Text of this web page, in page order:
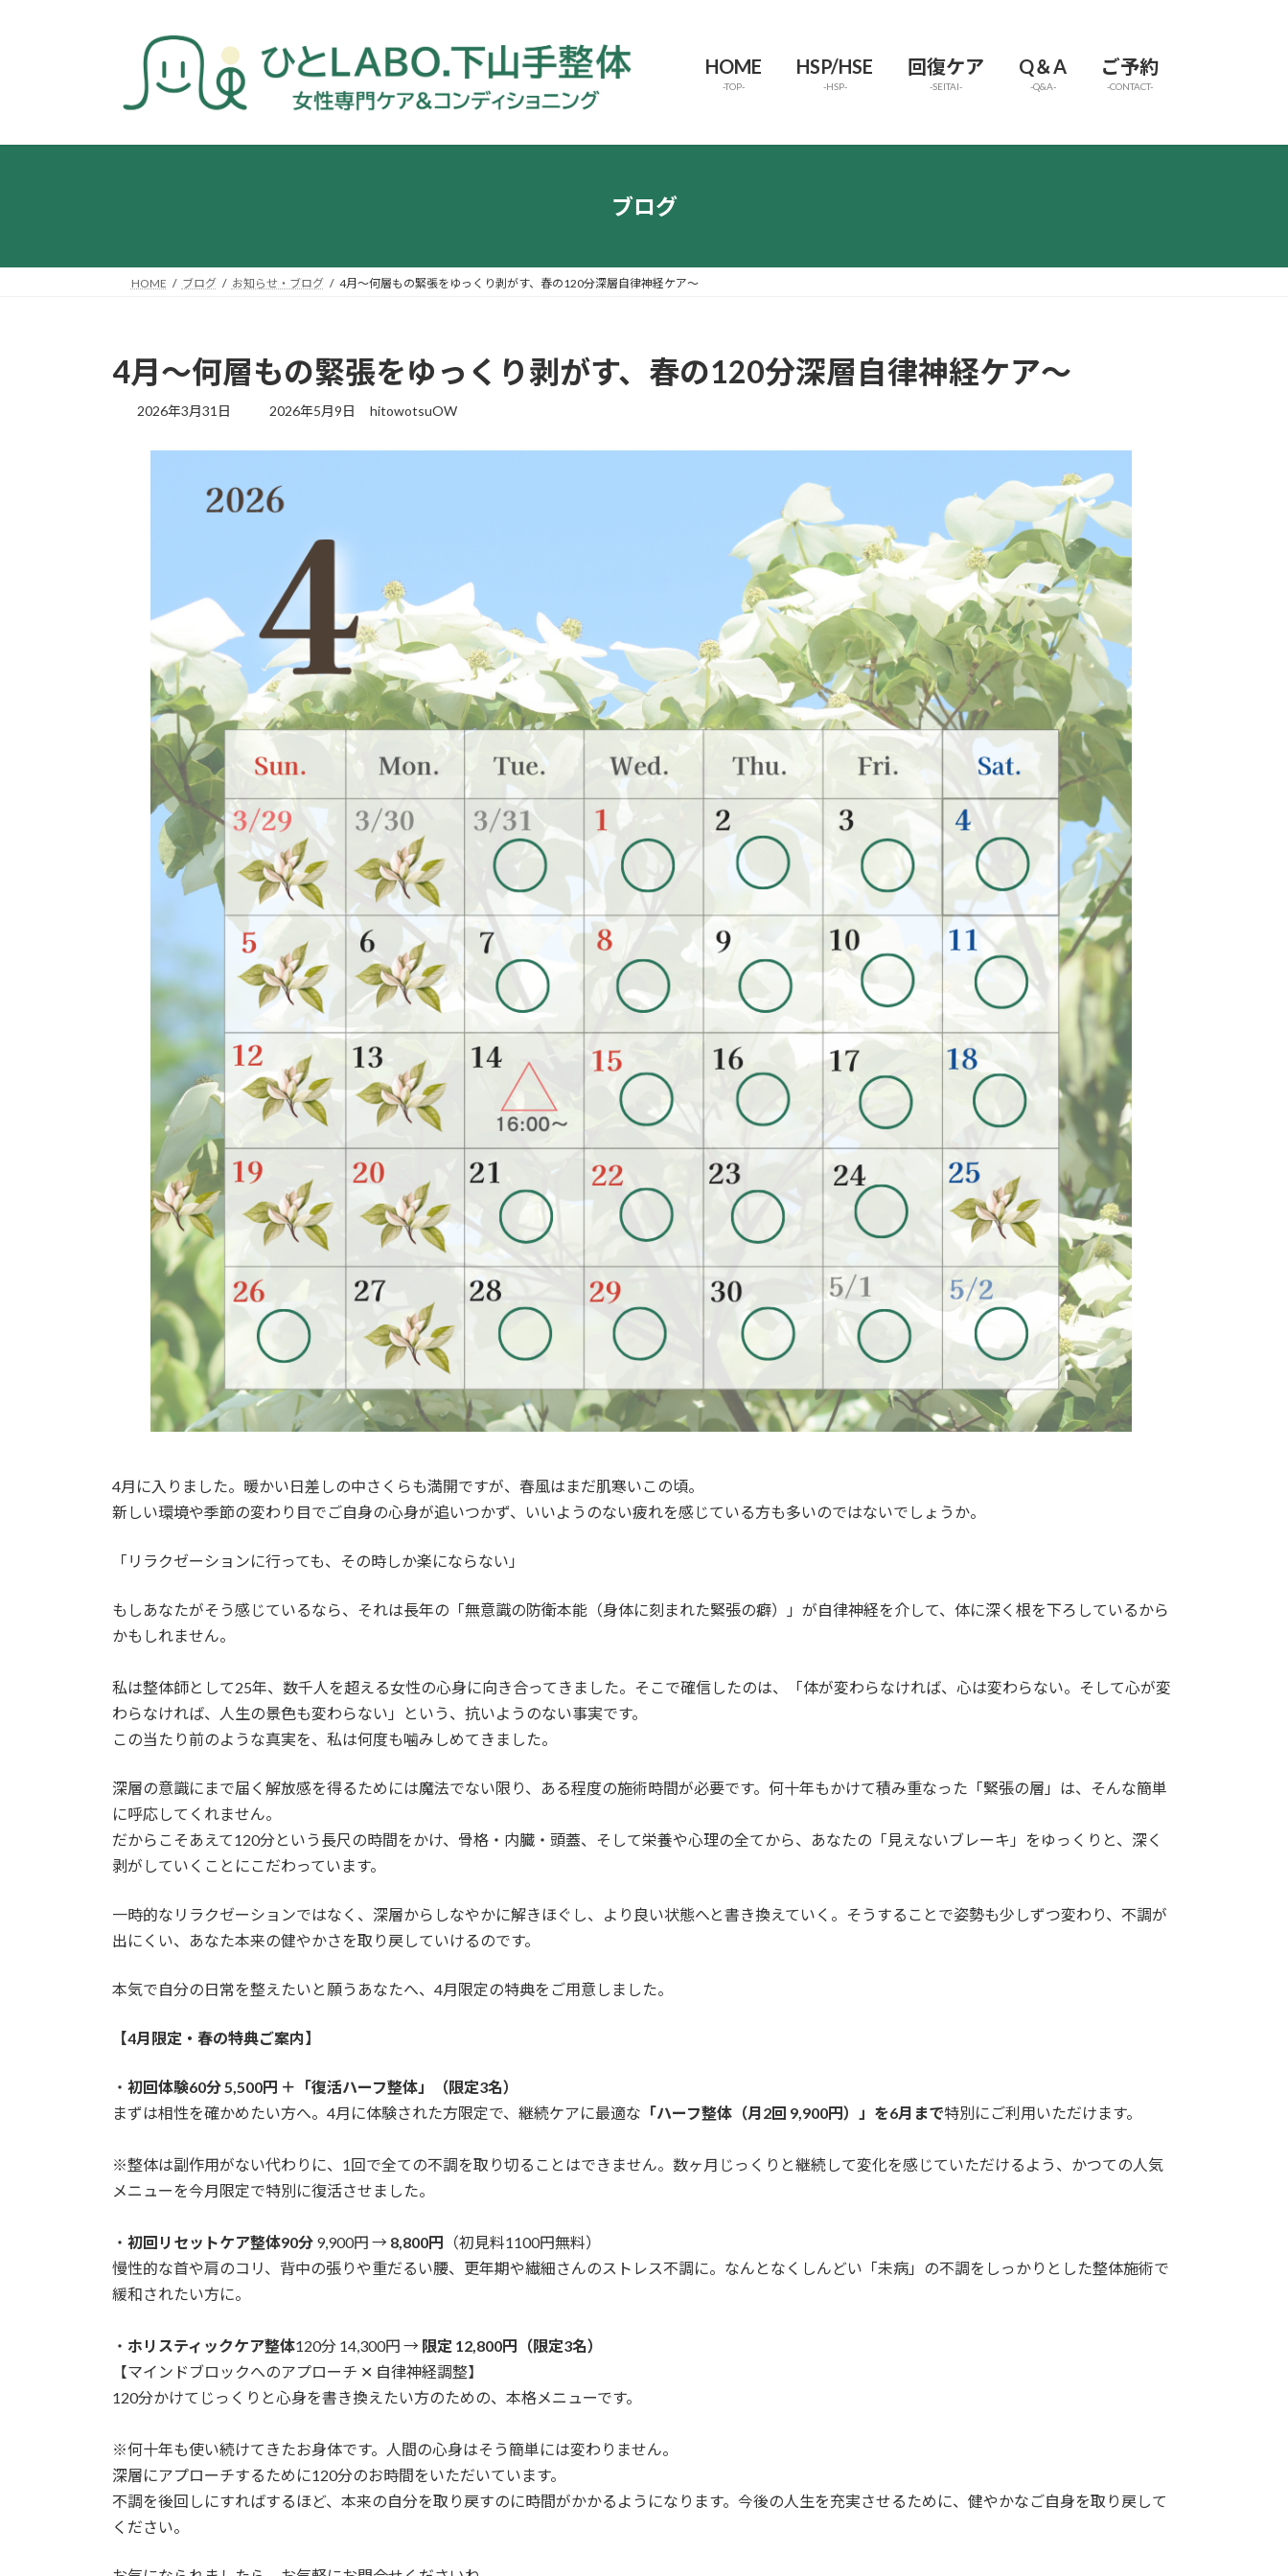
ス
ン
HOME
-TOP-
HSP/HSE
-HSP-
回復ケア
-SEITAI-
Q＆A
-Q&A-
ご予約
-CONTACT-
ブログ
HOME ブログ お知らせ・ブログ 4月～何層もの緊張をゆっくり剥がす、春の120分深層自律神経ケア～
4月～何層もの緊張をゆっくり剥がす、春の120分深層自律神経ケア～
2026年3月31日
最
更
日
時
2026年5月9日 hitowotsuOW
4月に入りました。暖かい日差しの中さくらも満開ですが、春風はまだ肌寒いこの頃。
新しい環境や季節の変わり目でご自身の心身が追いつかず、いいようのない疲れを感じている方も多いのではないでしょうか。
「リラクゼーションに行っても、その時しか楽にならない」
もしあなたがそう感じているなら、それは長年の「無意識の防衛本能（身体に刻まれた緊張の癖）」が自律神経を介して、体に深く根を下ろしているから
かもしれません。
私は整体師として25年、数千人を超える女性の心身に向き合ってきました。そこで確信したのは、「体が変わらなければ、心は変わらない。そして心が変
わらなければ、人生の景色も変わらない」という、抗いようのない事実です。
この当たり前のような真実を、私は何度も噛みしめてきました。
深層の意識にまで届く解放感を得るためには魔法でない限り、ある程度の施術時間が必要です。何十年もかけて積み重なった「緊張の層」は、そんな簡単
に呼応してくれません。
だからこそあえて120分という長尺の時間をかけ、骨格・内臓・頭蓋、そして栄養や心理の全てから、あなたの「見えないブレーキ」をゆっくりと、深く
剥がしていくことにこだわっています。
一時的なリラクゼーションではなく、深層からしなやかに解きほぐし、より良い状態へと書き換えていく。そうすることで姿勢も少しずつ変わり、不調が
出にくい、あなた本来の健やかさを取り戻していけるのです。
本気で自分の日常を整えたいと願うあなたへ、4月限定の特典をご用意しました。
【4月限定・春の特典ご案内】
・ 初回体験60分 5,500円 ＋「復活ハーフ整体」（限定3名）
まずは相性を確かめたい方へ。4月に体験された方限定で、継続ケアに最適な 「ハーフ整体（月2回 9,900円）」を6月まで特別にご利用いただけます。
※整体は副作用がない代わりに、1回で全ての不調を取り切ることはできません。数ヶ月じっくりと継続して変化を感じていただけるよう、かつての人気
メニューを今月限定で特別に復活させました。
・ 初回リセットケア整体90分 9,900円 → 8,800円
（初見料1100円無料）
慢性的な首や肩のコリ、背中の張りや重だるい腰、更年期や繊細さんのストレス不調に。なんとなくしんどい「未病」の不調をしっかりとした整体施術で
緩和されたい方に。
・ ホリスティックケア整体120分 14,300円 → 限定 12,800円（限定3名）
【マインドブロックへのアプローチ ✕ 自律神経調整】
120分かけてじっくりと心身を書き換えたい方のための、本格メニューです。
※何十年も使い続けてきたお身体です。人間の心身はそう簡単には変わりません。
深層にアプローチするために120分のお時間をいただいています。
不調を後回しにすればするほど、本来の自分を取り戻すのに時間がかかるようになります。今後の人生を充実させるために、健やかなご自身を取り戻して
ください。